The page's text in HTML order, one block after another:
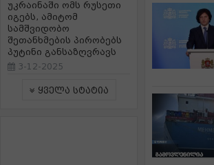
უკრაინაში ომს რუსეთი
იგებს, ამიტომ
სამშვიდობო
შეთანხმების პირობებს
პუტინი განსაზღვრავს
3-12-2025
ყველა სტატია